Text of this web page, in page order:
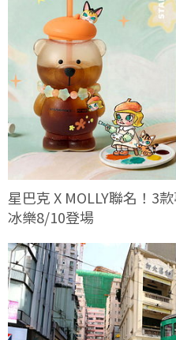
星巴克 X MOLLY聯名！3
冰樂8/10登場